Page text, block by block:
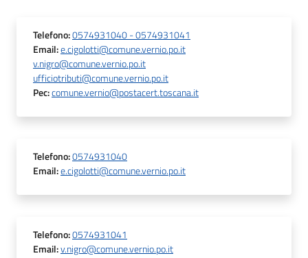
Telefono:0574931040 - 0574931041
Email:e.cigolotti@comune.vernio.po.it
v.nigro@comune.vernio.po.it
ufficiotributi@comune.vernio.po.it
Pec:comune.vernio@postacert.toscana.it
Telefono:0574931040
Email:e.cigolotti@comune.vernio.po.it
Telefono:0574931041
Email:v.nigro@comune.vernio.po.it